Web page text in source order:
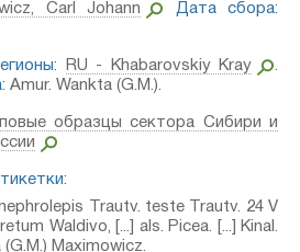
Carl Johann
Дата сбора:
RU - Khabarovskiy Kray
.
Amur. Wankta (G.M.).
образцы сектора Сибири и
Trautv. teste Trautv. 24 V
Waldivo, [...] als. Picea. [...] Kinal.
Maximowicz.